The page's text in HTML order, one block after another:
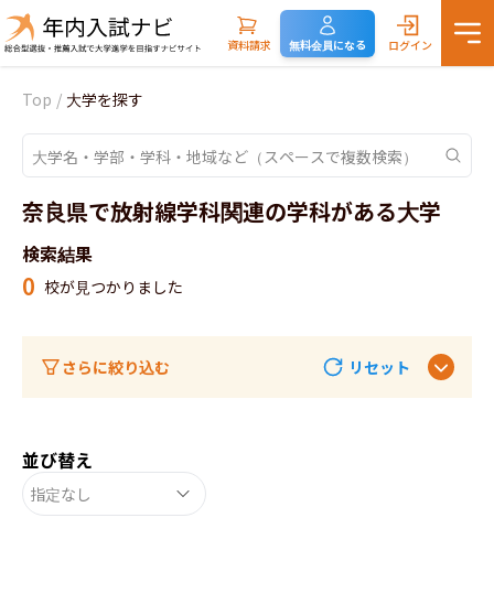
資料請求 無料会員になる ログイン
Top / 大学を探す
奈良県で放射線学科関連の学科がある大学
検索結果
0 校が見つかりました
さらに絞り込む リセット
並び替え
指定なし